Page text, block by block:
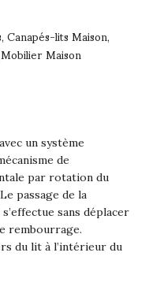
un système
de
par rotation du
passage de la
sans déplacer
rembourrage.
du lit à l’intérieur du
, Canapés-lits Maison,
Mobilier Maison